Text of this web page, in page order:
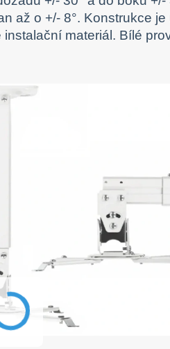
až o +/- 8°. Konstrukce
materiál. Bílé